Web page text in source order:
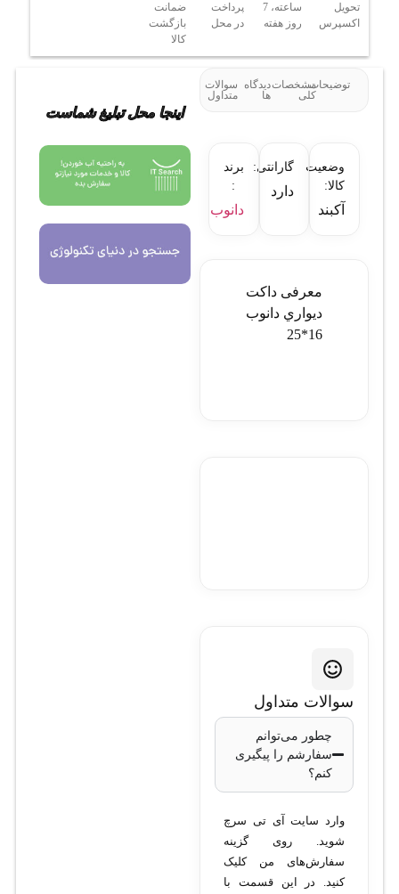
تحویل
اکسپرس
ساعته، 7
روز هفته
پرداخت
در محل
ضمانت
بازگشت
کالا
توضیحاتمشخصات
کلی
دیدگاه
ها
سوالات
متداول
وضعیت
کالا:
آکبند
گارانتی:
دارد
برند
:
دانوب
معرفی داکت
ديواري دانوب
16*25
سوالات متداول
چطور می‌توانم
سفارشم را پیگیری
کنم؟
وارد سایت آی تی سرچ
شوید. روی گزینه
سفارش‌های من کلیک
کنید. در این قسمت با
اینجا محل تبلیغ شماست